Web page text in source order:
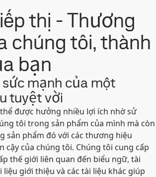
thị - Thương
chúng tôi, thành
bạn
mạnh của một
tuyệt vời
được hưởng nhiều lợi ích nhờ sử
tôi trong sản phẩm của mình mà còn
sản phẩm đó với các thương hiệu
cậy của chúng tôi. Chúng tôi cung cấp
thế giới liên quan đến biểu ngữ, tài
liệu giới thiệu và các tài liệu khác giúp